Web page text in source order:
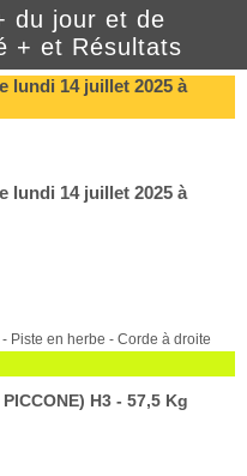
du jour et de
+ et Résultats
lundi 14 juillet 2025 à
lundi 14 juillet 2025 à
Piste en herbe - Corde à droite
H3 - 57,5 Kg